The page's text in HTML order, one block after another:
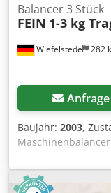
Wiefelstede 282
Balancer 3 Stück
FEIN 1-3 kg
Baujahr: 2003,
90801024009 -3
Anschlußkabel -
Preis/Verkauf: